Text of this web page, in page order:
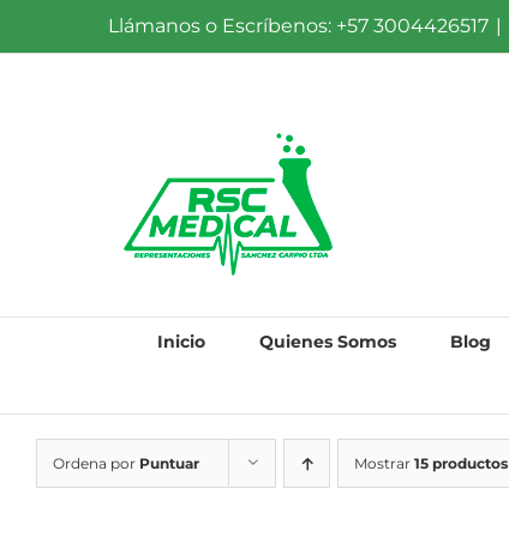
contenido
Llámanos o Escríbenos: +57 3004426517 |
Inicio Quienes Somos Blog
Ordena por Puntuar Mostrar 15 productos